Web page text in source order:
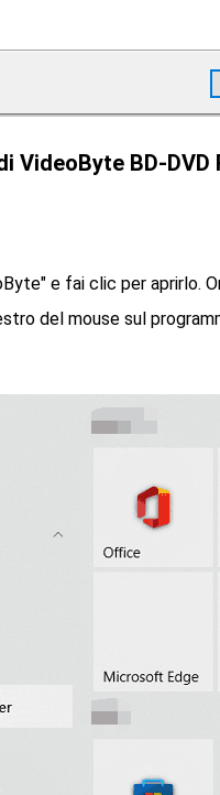
VideoByte BD-DVD
e fai clic per aprirlo.
del mouse sul